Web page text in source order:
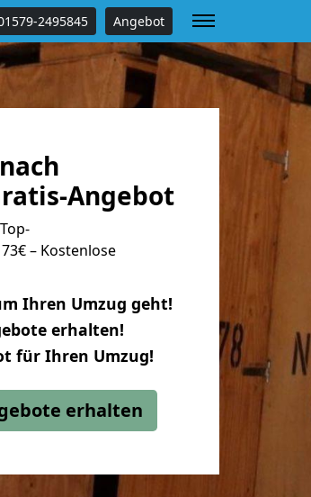
2495845 Angebot
Angebot
– Kostenlose
Ihren Umzug geht!
erhalten!
für Ihren Umzug!
erhalten